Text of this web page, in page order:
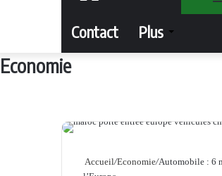
Contact Plus
Economie
Accueil/Economie/Automobile : 6